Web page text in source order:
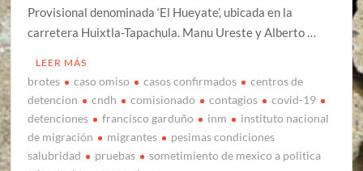
Provisional denominada ‘El Hueyate’, ubicada en la
carretera Huixtla-Tapachula. Manu Ureste y Alberto …
LEER MÁS
brotes caso omiso casos confirmados
centros de
detencion
cndh comisionado contagios
covid-19
detenciones
francisco garduño inm
instituto nacional
de migración
migrantes
pesimas condiciones
salubridad
pruebas
sometimiento de mexico a politica